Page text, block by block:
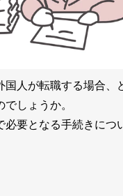
国人が転職する場合、
しょうか。
必要となる手続きにつ